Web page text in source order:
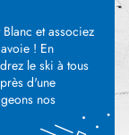
et associez
! En
le ski à tous
d'une
nos